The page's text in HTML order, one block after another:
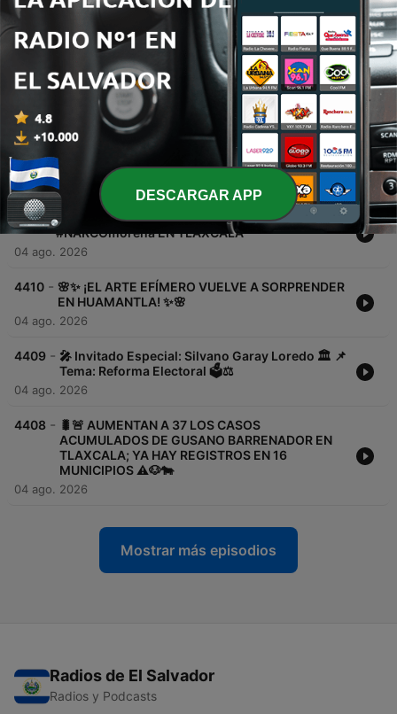
00:00 00:00
Episodios
4412
EL HALCONCITO QUE CAMBIÓ EL ASFALTO...
POR EL ESCRITORIO 🦅
05 ago. 2026
4411 - ADÁN AUGUSTO VIENE A RESPALDAR A
#NARCOmorena EN TLAXCALA**
04 ago. 2026
4410 - 🌸✨ ¡EL ARTE EFÍMERO VUELVE A SORPRENDER
EN HUAMANTLA! ✨🌸
04 ago. 2026
4409 - 🎤 Invitado Especial: Silvano Garay Loredo 🏛️ 📌
Tema: Reforma Electoral 🗳️⚖️
04 ago. 2026
4408 - 🐛🚨 AUMENTAN A 37 LOS CASOS
ACUMULADOS DE GUSANO BARRENADOR EN
TLAXCALA; YA HAY REGISTROS EN 16
MUNICIPIOS ⚠️🐶🐄
04 ago. 2026
Mostrar más episodios
Radios de El Salvador
Radios y Podcasts
DESCARGAR APP